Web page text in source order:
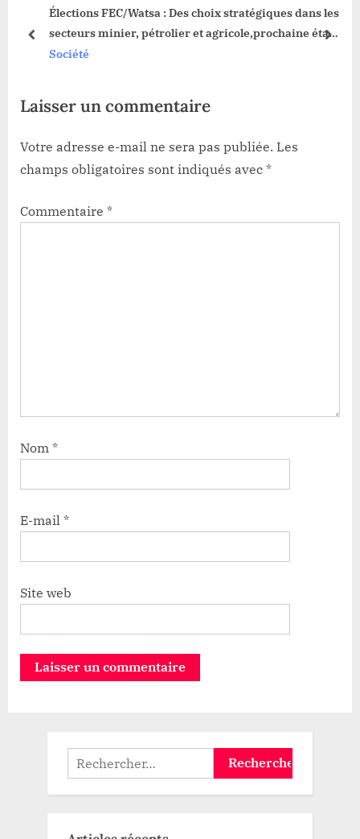
:
Élections FEC/Watsa : Des choix stratégiques dans les
secteurs minier, pétrolier et agricole,prochaine étape
à Durba
Société
prev next
Laisser un commentaire
Votre adresse e-mail ne sera pas publiée. Les
champs obligatoires sont indiqués avec *
Commentaire *
Nom *
E-mail *
Site web
Rechercher :